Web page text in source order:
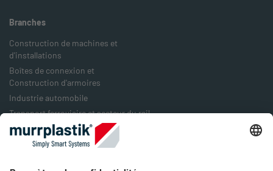
Branches
Construction de machines et
d'installations
Boîtes de connexion et
Construction d'armoires
Industrie automobile
Transport ferroviaire et secteur du rail
Industrie agro-alimentaire
Industrie de l'emballage